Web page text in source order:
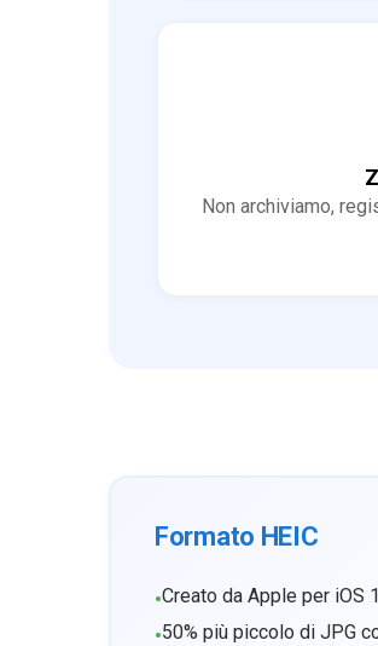
Non archiviamo,
Formato HEIC
•Creato da Apple per
•50% più piccolo di JPG